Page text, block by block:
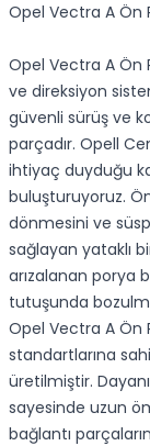
Opel Vectra A Ön
Opel Vectra A Ön
ve direksiyon
güvenli sürüş ve
parçadır. Opell
ihtiyaç duyduğu
buluşturuyoruz.
dönmesini ve
sağlayan yataklı
arızalanan porya
tutuşunda
Opel Vectra A Ön
standartlarına
üretilmiştir.
sayesinde uzun
bağlantı